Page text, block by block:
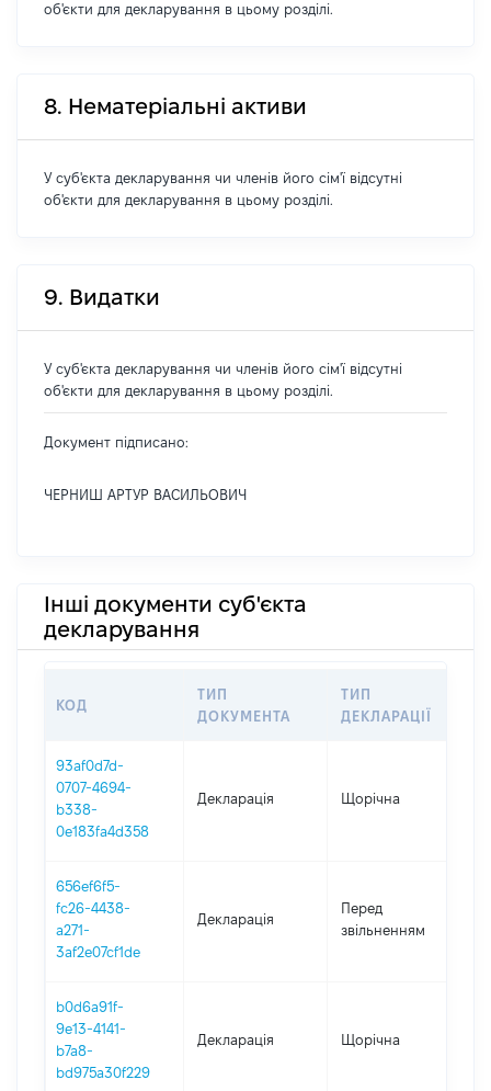
об'єкти для декларування в цьому розділі.
8. Нематеріальні активи
У суб'єкта декларування чи членів його сім'ї відсутні
об'єкти для декларування в цьому розділі.
9. Видатки
У суб'єкта декларування чи членів його сім'ї відсутні
об'єкти для декларування в цьому розділі.
Документ підписано:
ЧЕРНИШ АРТУР ВАСИЛЬОВИЧ
Інші документи суб'єкта
декларування
КОД
ТИП
ДОКУМЕНТА
ТИП
ДЕКЛАРАЦІЇ
93af0d7d-
0707-4694-
b338-
0e183fa4d358
Декларація Щорічна
656ef6f5-
fc26-4438-
a271-
3af2e07cf1de
Декларація
Перед
звільненням
b0d6a91f-
9e13-4141-
b7a8-
bd975a30f229
Декларація Щорічна